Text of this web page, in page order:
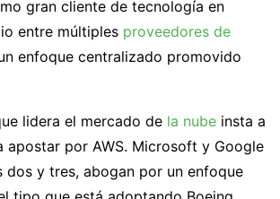
gran cliente de tecnología en
entre múltiples proveedores de
enfoque centralizado promovido
lidera el mercado de la nube insta a
apostar por AWS. Microsoft y Google
dos y tres, abogan por un enfoque